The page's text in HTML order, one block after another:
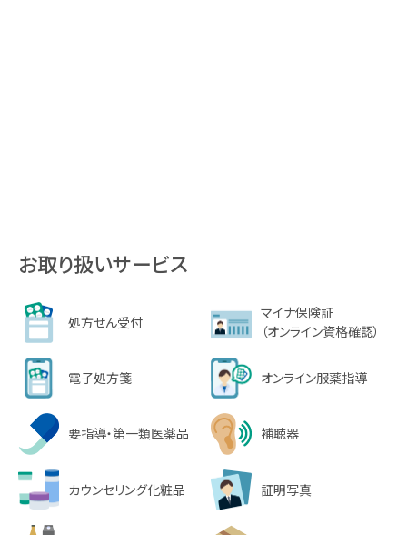
お取り扱いサービス
処方せん受付
マイナ保険証
（オンライン資格確認）
電子処方箋 オンライン服薬指導
要指導・第一類医薬品 補聴器
カウンセリング化粧品 証明写真